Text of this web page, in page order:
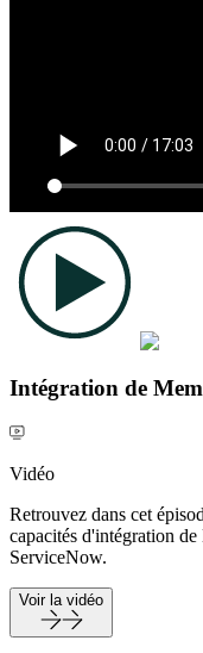
Intégration de
Vidéo
Retrouvez dans cet
capacités d'intégration
ServiceNow.
Voir la vidéo